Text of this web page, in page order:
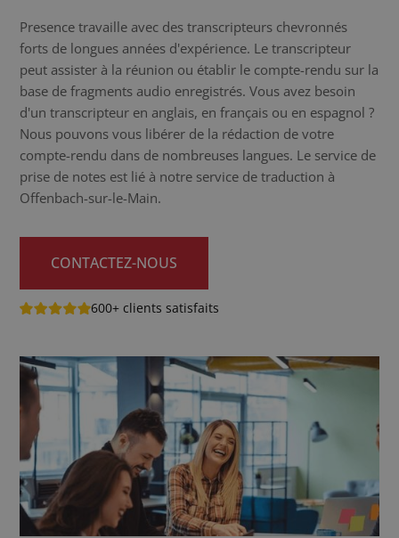
Presence travaille avec des transcripteurs chevronnés
forts de longues années d'expérience. Le transcripteur
peut assister à la réunion ou établir le compte-rendu sur la
base de fragments audio enregistrés. Vous avez besoin
d'un transcripteur en anglais, en français ou en espagnol ?
Nous pouvons vous libérer de la rédaction de votre
compte-rendu dans de nombreuses langues. Le service de
prise de notes est lié à notre service de traduction à
Offenbach-sur-le-Main.
CONTACTEZ-NOUS
600+ clients satisfaits